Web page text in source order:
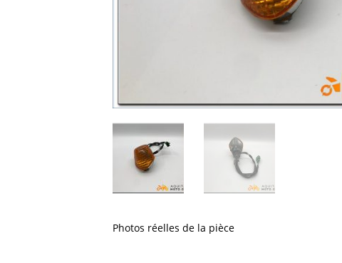
Photos réelles de la pièce